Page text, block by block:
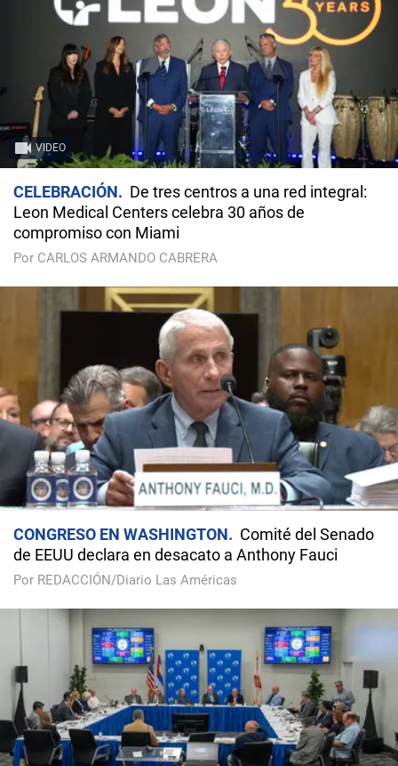
VIDEO
CELEBRACIÓN
De tres centros a una red integral:
Leon Medical Centers celebra 30 años de
compromiso con Miami
Por CARLOS ARMANDO CABRERA
CONGRESO EN WASHINGTON
Comité del Senado
de EEUU declara en desacato a Anthony Fauci
Por REDACCIÓN/Diario Las Américas